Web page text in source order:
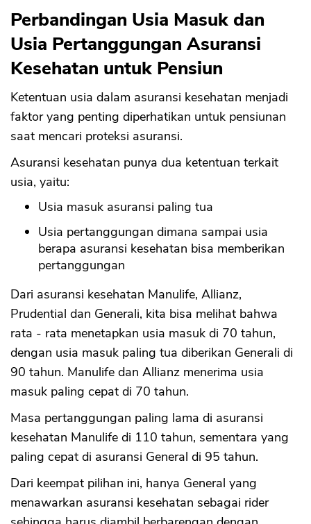
Perbandingan Usia Masuk dan
Usia Pertanggungan Asuransi
Kesehatan untuk Pensiun
Ketentuan usia dalam asuransi kesehatan menjadi
faktor yang penting diperhatikan untuk pensiunan
saat mencari proteksi asuransi.
Asuransi kesehatan punya dua ketentuan terkait
usia, yaitu:
Usia masuk asuransi paling tua
Usia pertanggungan dimana sampai usia
berapa asuransi kesehatan bisa memberikan
pertanggungan
Dari asuransi kesehatan Manulife, Allianz,
Prudential dan Generali, kita bisa melihat bahwa
rata - rata menetapkan usia masuk di 70 tahun,
dengan usia masuk paling tua diberikan Generali di
90 tahun. Manulife dan Allianz menerima usia
masuk paling cepat di 70 tahun.
Masa pertanggungan paling lama di asuransi
kesehatan Manulife di 110 tahun, sementara yang
paling cepat di asuransi General di 95 tahun.
Dari keempat pilihan ini, hanya General yang
menawarkan asuransi kesehatan sebagai rider